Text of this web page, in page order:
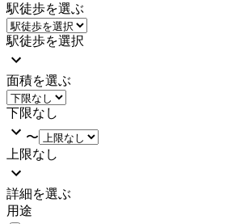
駅徒歩を選ぶ
駅徒歩を選択
面積を選ぶ
下限なし
〜
上限なし
詳細を選ぶ
用途